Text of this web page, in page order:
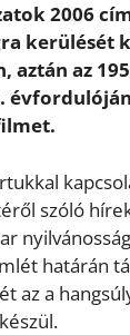
2006
kerülését
aztán az
szóló
határán
az a